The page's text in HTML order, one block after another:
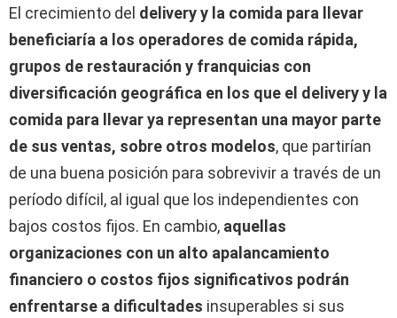
El crecimiento del delivery y la comida para llevar
beneficiaría a los operadores de comida rápida,
grupos de restauración y franquicias con
diversificación geográfica en los que el delivery y la
comida para llevar ya representan una mayor parte
de sus ventas, sobre otros modelos, que partirían
de una buena posición para sobrevivir a través de un
período difícil, al igual que los independientes con
bajos costos fijos. En cambio, aquellas
organizaciones con un alto apalancamiento
financiero o costos fijos significativos podrán
enfrentarse a dificultades insuperables si sus